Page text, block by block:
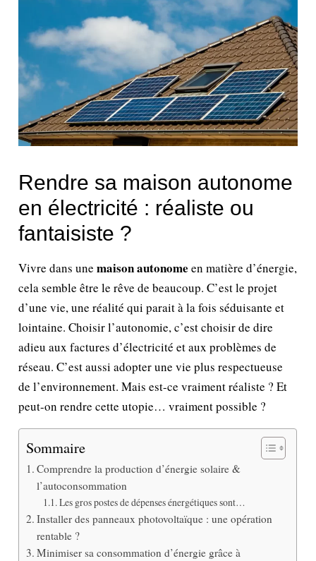
Rendre sa maison autonome
en électricité : réaliste ou
fantaisiste ?
Vivre dans unemaison autonome en matière d’énergie,
cela semble être le rêve de beaucoup. C’est le projet
d’une vie, une réalité qui parait à la fois séduisante et
lointaine. Choisir l’autonomie, c’est choisir de dire
adieu aux factures d’électricité et aux problèmes de
réseau. C’est aussi adopter une vie plus respectueuse
de l’environnement. Mais est-ce vraiment réaliste ? Et
peut-on rendre cette utopie… vraiment possible ?
Sommaire
Comprendre la production d’énergie solaire &
l’autoconsommation
Les gros postes de dépenses énergétiques sont…
Installer des panneaux photovoltaïque : une opération
rentable ?
Minimiser sa consommation d’énergie grâce à